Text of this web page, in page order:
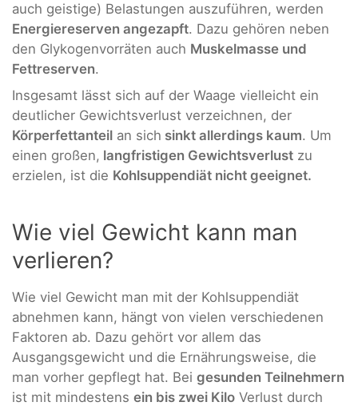
auch geistige) Belastungen auszuführen, werden
Energiereserven angezapft. Dazu gehören neben
den Glykogenvorräten auch Muskelmasse und
Fettreserven.
Insgesamt lässt sich auf der Waage vielleicht ein
deutlicher Gewichtsverlust verzeichnen, der
Körperfettanteil an sich sinkt allerdings kaum. Um
einen großen, langfristigen Gewichtsverlust zu
erzielen, ist die Kohlsuppendiät nicht geeignet.
Wie viel Gewicht kann man
verlieren?
Wie viel Gewicht man mit der Kohlsuppendiät
abnehmen kann, hängt von vielen verschiedenen
Faktoren ab. Dazu gehört vor allem das
Ausgangsgewicht und die Ernährungsweise, die
man vorher gepflegt hat. Bei gesunden Teilnehmern
ist mit mindestens ein bis zwei Kilo Verlust durch